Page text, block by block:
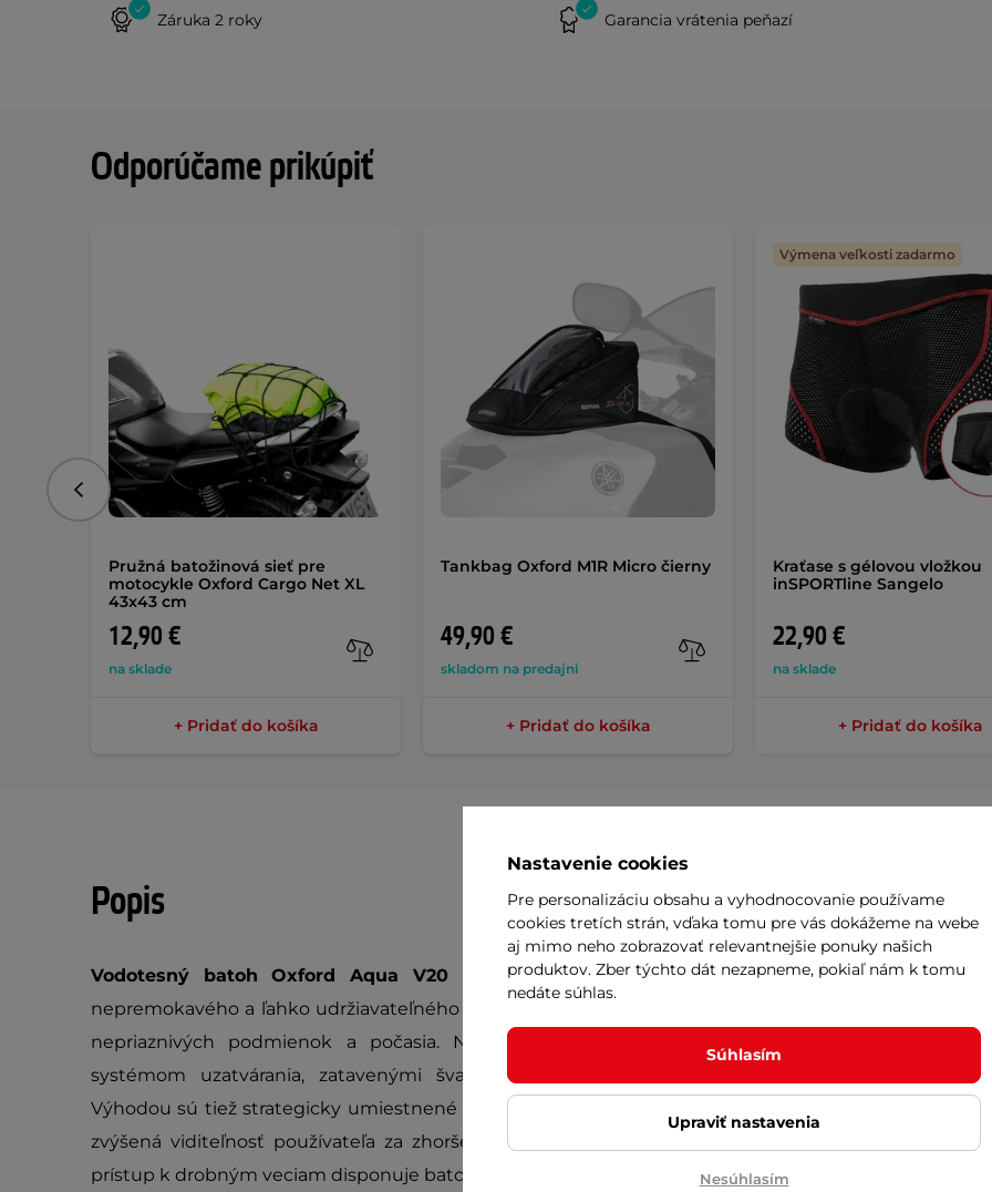
Záruka 2 roky Garancia vrátenia peňazí
Odporúčame prikúpiť
Pružná batožinová sieť pre
motocykle Oxford Cargo Net XL
43x43 cm
12,90 €
na sklade
+ Pridať do košíka
Tankbag Oxford M1R Micro čierny
49,90 €
skladom na predajni
+ Pridať do košíka
Kraťase s gélovou vložkou
inSPORTline Sangelo
22,90 €
na sklade
Výmena veľkosti zadarmo
+ Pridať do košíka
Predchádzajúce
Popis
Vodotesný batoh Oxford Aqua V20 Backpackje robustný vak vyrobený z
nepremokavého a ľahko udržiavateľného polyuretánu. Je ideálny pre cestovanie za
nepriaznivých podmienok a počasia. Nepremokavosť je podporená rolovacím
systémom uzatvárania, zatavenými švami a nepremokavými zipsami vreciek.
Výhodou sú tiež strategicky umiestnené rozmerné reflexné prvky, vďaka ktorým je
zvýšená viditeľnosť používateľa za zhoršených svetelných podmienok. Pre rýchly
prístup k drobným veciam disponuje batoh praktickým nepremokovavým predným
Materiál
Možnosť
doplnkov
Ramenné
Nastavenie cookies
Pre personalizáciu obsahu a vyhodnocovanie používame
cookies tretích strán, vďaka tomu pre vás dokážeme na webe
aj mimo neho zobrazovať relevantnejšie ponuky našich
produktov. Zber týchto dát nezapneme, pokiaľ nám k tomu
nedáte súhlas.
Súhlasím
Upraviť nastavenia
Nesúhlasím